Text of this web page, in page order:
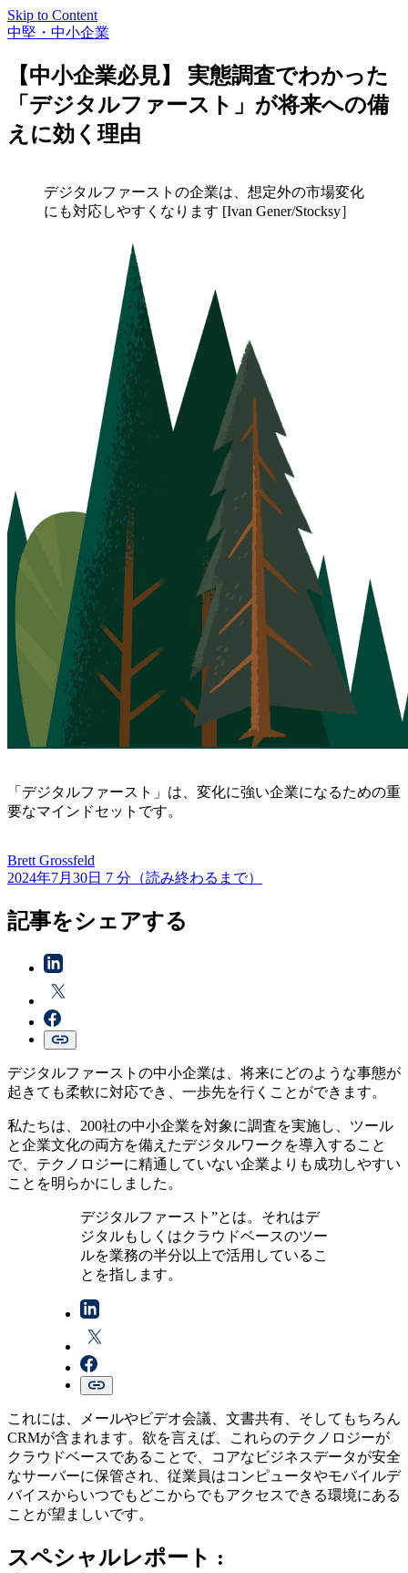
Skip to Content
中堅・中小企業
【中小企業必見】 実態調査でわかった
「デジタルファースト」が将来への備
えに効く理由
デジタルファーストの企業は、想定外の市場変化
にも対応しやすくなります [Ivan Gener/Stocksy］
「デジタルファースト」は、変化に強い企業になるための重
要なマインドセットです。
Brett Grossfeld
2024年7月30日 7 分（読み終わるまで）
記事をシェアする
デジタルファーストの中小企業は、将来にどのような事態が
起きても柔軟に対応でき、一歩先を行くことができます。
私たちは、200社の中小企業を対象に調査を実施し、ツール
と企業文化の両方を備えたデジタルワークを導入すること
で、テクノロジーに精通していない企業よりも成功しやすい
ことを明らかにしました。
デジタルファースト”とは。それはデ
ジタルもしくはクラウドベースのツー
ルを業務の半分以上で活用しているこ
とを指します。
これには、メールやビデオ会議、文書共有、そしてもちろん
CRMが含まれます。欲を言えば、これらのテクノロジーが
クラウドベースであることで、コアなビジネスデータが安全
なサーバーに保管され、従業員はコンピュータやモバイルデ
バイスからいつでもどこからでもアクセスできる環境にある
ことが望ましいです。
スペシャルレポート :